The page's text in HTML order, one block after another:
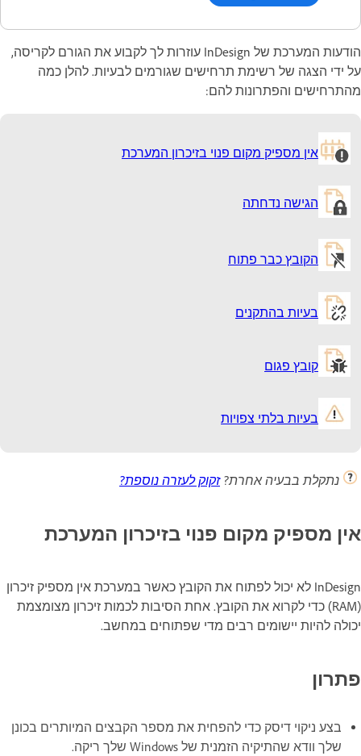
הודעות המערכת של InDesign עוזרות לך לקבוע את הגורם לקריסה,
על ידי הצגה של רשימת תרחישים שגורמים לבעיות. להלן כמה
מהתרחישים והפתרונות להם:
אין מספיק מקום פנוי בזיכרון המערכת
הגישה נדחתה
הקובץ כבר פתוח
בעיות בהתקנים
קובץ פגום
בעיות בלתי צפויות
נתקלת בבעיה אחרת?זקוק לעזרה נוספת?
אין מספיק מקום פנוי בזיכרון המערכת
InDesign לא יכול לפתוח את הקובץ כאשר במערכת אין מספיק זיכרון
(RAM) כדי לקרוא את הקובץ. אחת הסיבות לכמות זיכרון מצומצמת
יכולה להיות יישומים רבים מדי שפתוחים במחשב.
פתרון
בצע ניקוי דיסק כדי להפחית את מספר הקבצים המיותרים בכונן
שלך וודא שהתיקיה הזמנית של Windows שלך ריקה.